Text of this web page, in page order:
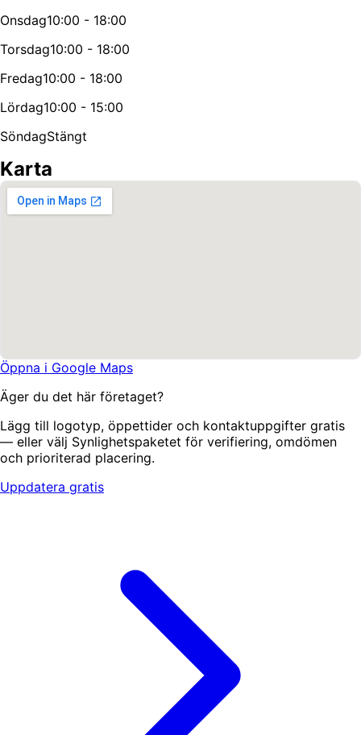
Onsdag10:00 - 18:00
Torsdag10:00 - 18:00
Fredag10:00 - 18:00
Lördag10:00 - 15:00
SöndagStängt
Karta
Öppna i Google Maps
Äger du det här företaget?
Lägg till logotyp, öppettider och kontaktuppgifter gratis
— eller välj Synlighetspaketet för verifiering, omdömen
och prioriterad placering.
Uppdatera gratis